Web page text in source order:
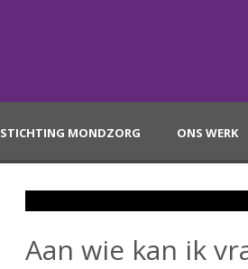
STICHTING MONDZORG ONS WERK
Aan wie kan ik